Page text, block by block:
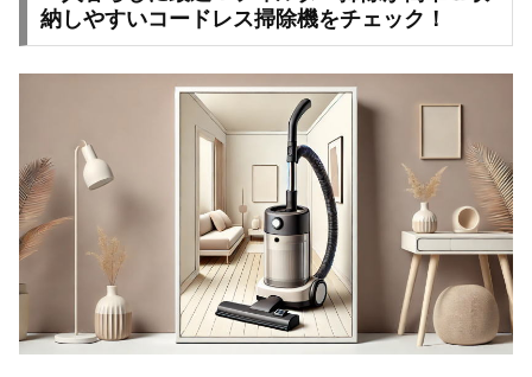
納しやすいコードレス掃除機をチェック！